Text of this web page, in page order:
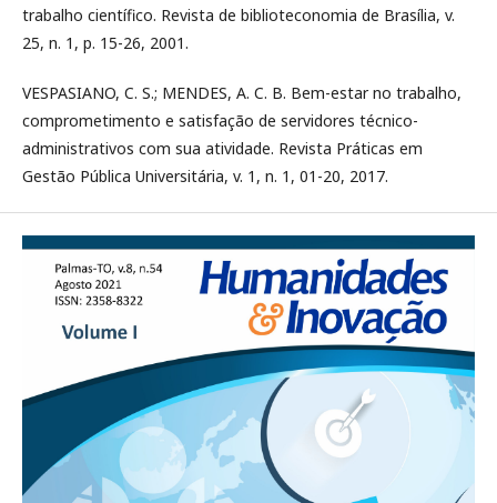
trabalho científico. Revista de biblioteconomia de Brasília, v.
25, n. 1, p. 15-26, 2001.
VESPASIANO, C. S.; MENDES, A. C. B. Bem-estar no trabalho,
comprometimento e satisfação de servidores técnico-
administrativos com sua atividade. Revista Práticas em
Gestão Pública Universitária, v. 1, n. 1, 01-20, 2017.